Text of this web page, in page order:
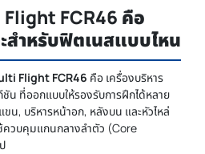
FCR46 คือ
ะสำหรับฟิตเนสแบบไหน
Flight FCR46 คือ เครื่องบริหาร
น ที่ออกแบบให้รองรับการฝึกได้หลาย
ขน, บริหารหน้าอก, หลังบน และหัวไหล่
ควบคุมแกนกลางลำตัว (Core